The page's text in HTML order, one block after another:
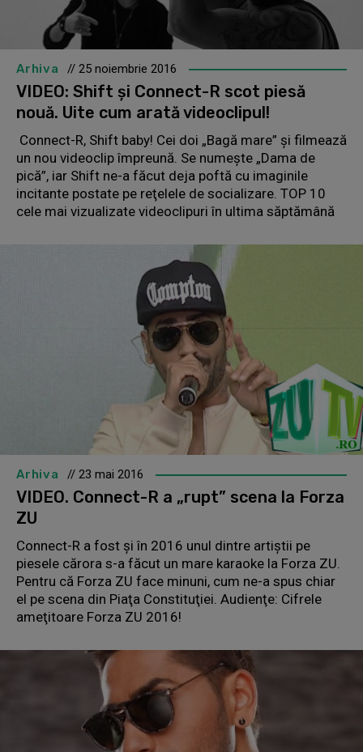
Arhiva // 25 noiembrie 2016
VIDEO: Shift şi Connect-R scot piesă
nouă. Uite cum arată videoclipul!
Connect-R, Shift baby! Cei doi „Bagă mare” şi filmează
un nou videoclip împreună. Se numeşte „Dama de
pică”, iar Shift ne-a făcut deja poftă cu imaginile
incitante postate pe reţelele de socializare. TOP 10
cele mai vizualizate videoclipuri în ultima săptămână
Arhiva // 23 mai 2016
VIDEO. Connect-R a „rupt” scena la Forza
ZU
Connect-R a fost şi în 2016 unul dintre artiştii pe
piesele cărora s-a făcut un mare karaoke la Forza ZU.
Pentru că Forza ZU face minuni, cum ne-a spus chiar
el pe scena din Piaţa Constituţiei. Audienţe: Cifrele
ameţitoare Forza ZU 2016!